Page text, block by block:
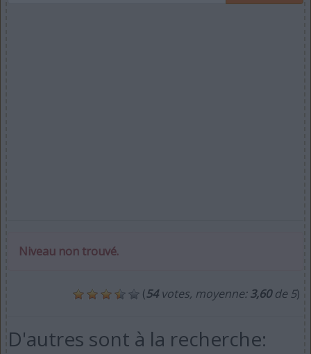
Niveau non trouvé.
(54votes, moyenne:3,60de 5)
D'autres sont à la recherche: